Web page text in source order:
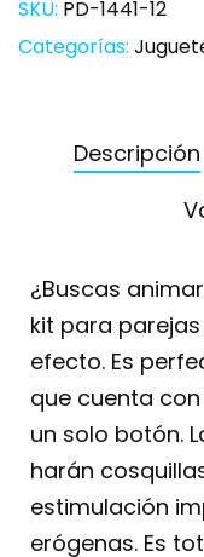
SKU: PD-1441-12
Categorías:
Descripción
¿Buscas
kit para
efecto. Es
que cuenta
un solo botón.
harán
estimulación
erógenas. Es